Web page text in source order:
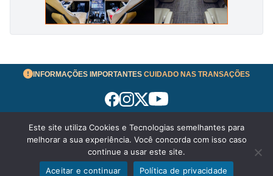
Exibir filtros
INFORMAÇÕES IMPORTANTES CUIDADO NAS TRANSAÇÕES
Termos de Uso
© 2026 aeronavesavenda.com | Todos os Direitos
Reservados!
Este site utiliza Cookies e Tecnologias semelhantes para
melhorar a sua experiência. Você concorda com isso caso
continue a usar este site.
Aceitar e continuar
Política de privacidade